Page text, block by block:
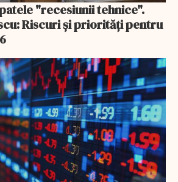
"recesiunii tehnice".
Riscuri și priorități pentru